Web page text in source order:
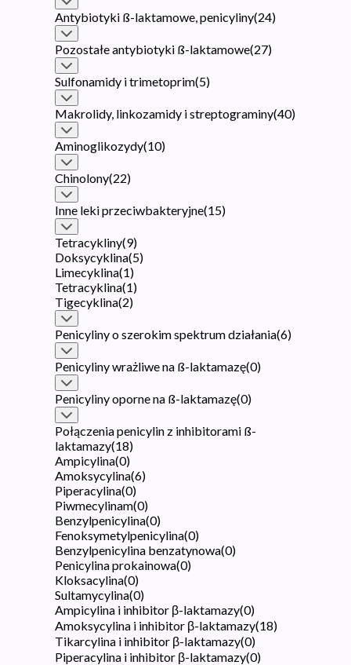
Antybiotyki ß-laktamowe, penicyliny(24)
Pozostałe antybiotyki ß-laktamowe(27)
Sulfonamidy i trimetoprim(5)
Makrolidy, linkozamidy i streptograminy(40)
Aminoglikozydy(10)
Chinolony(22)
Inne leki przeciwbakteryjne(15)
Tetracykliny(9)
Doksycyklina(5)
Limecyklina(1)
Tetracyklina(1)
Tigecyklina(2)
Penicyliny o szerokim spektrum działania(6)
Penicyliny wrażliwe na ß-laktamazę(0)
Penicyliny oporne na ß-laktamazę(0)
Połączenia penicylin z inhibitorami ß-
laktamazy(18)
Ampicylina(0)
Amoksycylina(6)
Piperacylina(0)
Piwmecylinam(0)
Benzylpenicylina(0)
Fenoksymetylpenicylina(0)
Benzylpenicylina benzatynowa(0)
Penicylina prokainowa(0)
Kloksacylina(0)
Sultamycylina(0)
Ampicylina i inhibitor β-laktamazy(0)
Amoksycylina i inhibitor β-laktamazy(18)
Tikarcylina i inhibitor β-laktamazy(0)
Piperacylina i inhibitor β-laktamazy(0)